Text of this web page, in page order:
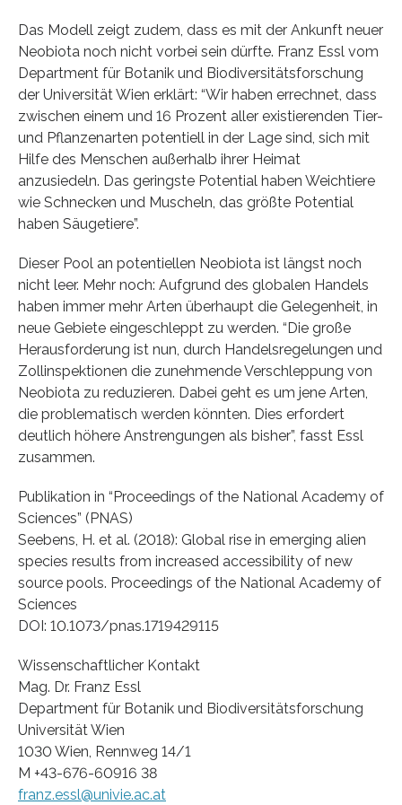
Das Modell zeigt zudem, dass es mit der Ankunft neuer
Neobiota noch nicht vorbei sein dürfte. Franz Essl vom
Department für Botanik und Biodiversitätsforschung
der Universität Wien erklärt: “Wir haben errechnet, dass
zwischen einem und 16 Prozent aller existierenden Tier-
und Pflanzenarten potentiell in der Lage sind, sich mit
Hilfe des Menschen außerhalb ihrer Heimat
anzusiedeln. Das geringste Potential haben Weichtiere
wie Schnecken und Muscheln, das größte Potential
haben Säugetiere”.
Dieser Pool an potentiellen Neobiota ist längst noch
nicht leer. Mehr noch: Aufgrund des globalen Handels
haben immer mehr Arten überhaupt die Gelegenheit, in
neue Gebiete eingeschleppt zu werden. “Die große
Herausforderung ist nun, durch Handelsregelungen und
Zollinspektionen die zunehmende Verschleppung von
Neobiota zu reduzieren. Dabei geht es um jene Arten,
die problematisch werden könnten. Dies erfordert
deutlich höhere Anstrengungen als bisher”, fasst Essl
zusammen.
Publikation in “Proceedings of the National Academy of
Sciences” (PNAS)
Seebens, H. et al. (2018): Global rise in emerging alien
species results from increased accessibility of new
source pools. Proceedings of the National Academy of
Sciences
DOI: 10.1073/pnas.1719429115
Wissenschaftlicher Kontakt
Mag. Dr. Franz Essl
Department für Botanik und Biodiversitätsforschung
Universität Wien
1030 Wien, Rennweg 14/1
M +43-676-60916 38
franz.essl@univie.ac.at